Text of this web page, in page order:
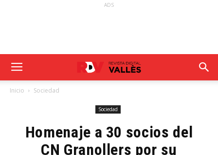
ADS
Inicio Sociedad
Sociedad
Homenaje a 30 socios del
CN Granollers por su